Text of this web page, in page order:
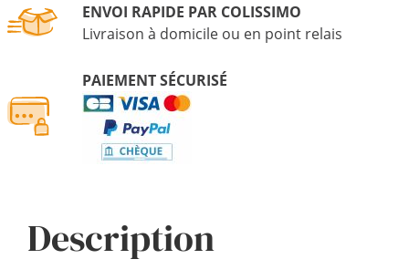
ENVOI RAPIDE PAR COLISSIMO
Livraison à domicile ou en point relais
PAIEMENT SÉCURISÉ
Description